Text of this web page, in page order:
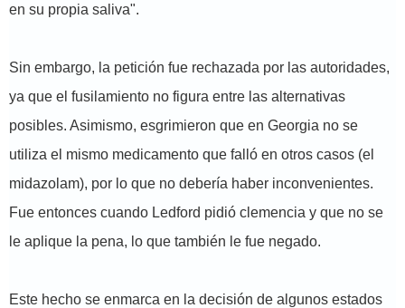
en su propia saliva".
Sin embargo, la petición fue rechazada por las autoridades,
ya que el fusilamiento no figura entre las alternativas
posibles. Asimismo, esgrimieron que en Georgia no se
utiliza el mismo medicamento que falló en otros casos (el
midazolam), por lo que no debería haber inconvenientes.
Fue entonces cuando Ledford pidió clemencia y que no se
le aplique la pena, lo que también le fue negado.
Este hecho se enmarca en la decisión de algunos estados